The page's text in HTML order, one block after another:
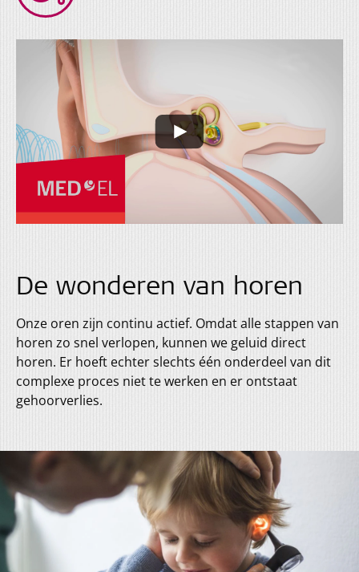
De wonderen van horen
Onze oren zijn continu actief. Omdat alle stappen van
horen zo snel verlopen, kunnen we geluid direct
horen. Er hoeft echter slechts één onderdeel van dit
complexe proces niet te werken en er ontstaat
gehoorverlies.